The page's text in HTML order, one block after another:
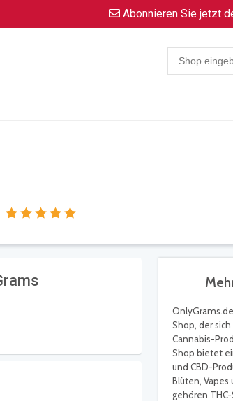
Abonnieren Sie jetzt
Shop, der
Cannabis-
Shop bietet
und CBD-
Blüten, Vapes
gehören